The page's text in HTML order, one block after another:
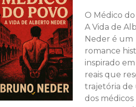
como
que perdeu
Entre a frieza
uma
rejeita e o
sufocante
Brasil que
decepciona,
O Médico
A Vida de
Neder é um
romance
inspirado
reais que
trajetória de
dos médicos